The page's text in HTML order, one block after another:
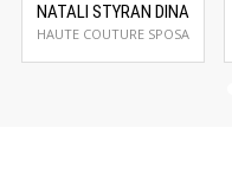
NATALI STYRAN DINA
HAUTE COUTURE SPOSA